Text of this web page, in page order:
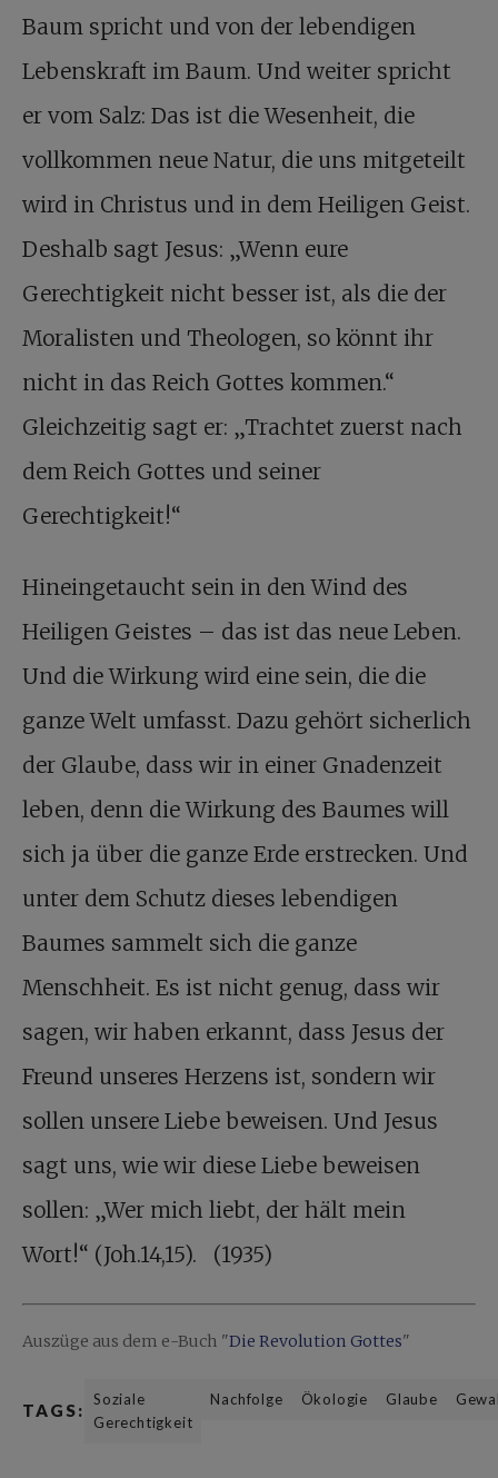
Baum spricht und von der lebendigen
Lebenskraft im Baum. Und weiter spricht
er vom Salz: Das ist die Wesenheit, die
vollkommen neue Natur, die uns mitgeteilt
wird in Christus und in dem Heiligen Geist.
Deshalb sagt Jesus: „Wenn eure
Gerechtigkeit nicht besser ist, als die der
Moralisten und Theologen, so könnt ihr
nicht in das Reich Gottes kommen.“
Gleichzeitig sagt er: „Trachtet zuerst nach
dem Reich Gottes und seiner
Gerechtigkeit!“
Hineingetaucht sein in den Wind des
Heiligen Geistes – das ist das neue Leben.
Und die Wirkung wird eine sein, die die
ganze Welt umfasst. Dazu gehört sicherlich
der Glaube, dass wir in einer Gnadenzeit
leben, denn die Wirkung des Baumes will
sich ja über die ganze Erde erstrecken. Und
unter dem Schutz dieses lebendigen
Baumes sammelt sich die ganze
Menschheit. Es ist nicht genug, dass wir
sagen, wir haben erkannt, dass Jesus der
Freund unseres Herzens ist, sondern wir
sollen unsere Liebe beweisen. Und Jesus
sagt uns, wie wir diese Liebe beweisen
sollen: „Wer mich liebt, der hält mein
Wort!“ (Joh.14,15). (1935)
Auszüge aus dem e-Buch "Die Revolution Gottes"
TAGS:
Soziale
Gerechtigkeit
Nachfolge Ökologie Glaube